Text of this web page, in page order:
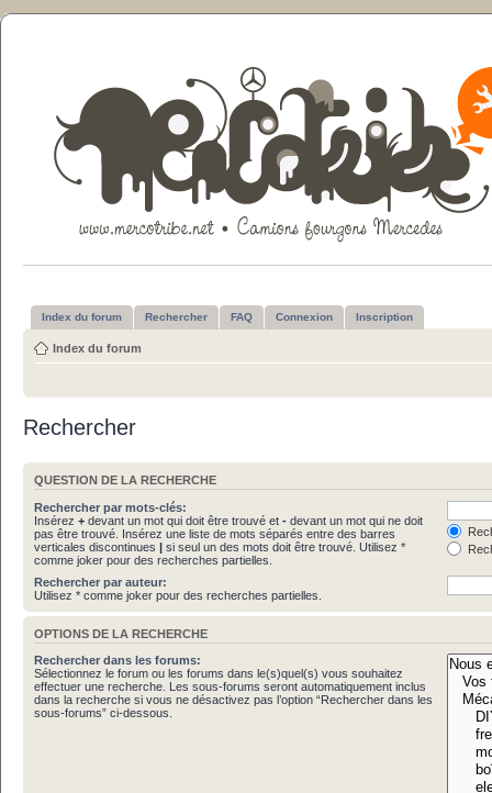
Index du forum Rechercher FAQ Connexion Inscription
Index du forum
Rechercher
QUESTION DE LA RECHERCHE
Rechercher par mots-clés:
Insérez + devant un mot qui doit être trouvé et - devant un mot qui ne doit
pas être trouvé. Insérez une liste de mots séparés entre des barres
verticales discontinues | si seul un des mots doit être trouvé. Utilisez *
comme joker pour des recherches partielles.
Rechercher par auteur:
Utilisez * comme joker pour des recherches partielles.
OPTIONS DE LA RECHERCHE
Rechercher dans les forums:
Sélectionnez le forum ou les forums dans le(s)quel(s) vous souhaitez
effectuer une recherche. Les sous-forums seront automatiquement inclus
dans la recherche si vous ne désactivez pas l’option “Rechercher dans les
sous-forums” ci-dessous.